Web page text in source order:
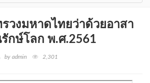
รวงมหาดไทยว่าด้วยอาสา
กษ์โลก พ.ศ.2561
by admin 2,301